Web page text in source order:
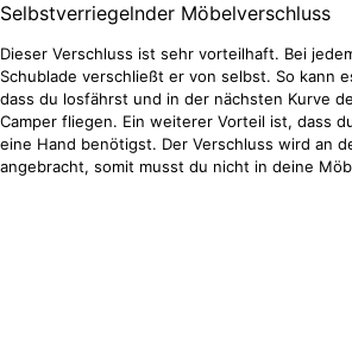
Selbstverriegelnder Möbelverschluss
Dieser Verschluss ist sehr vorteilhaft. Bei
Schublade verschließt er von selbst. So kann
dass du losfährst und in der nächsten Kurve
Camper fliegen. Ein weiterer Vorteil ist, dass
eine Hand benötigst. Der Verschluss wird an
angebracht, somit musst du nicht in deine